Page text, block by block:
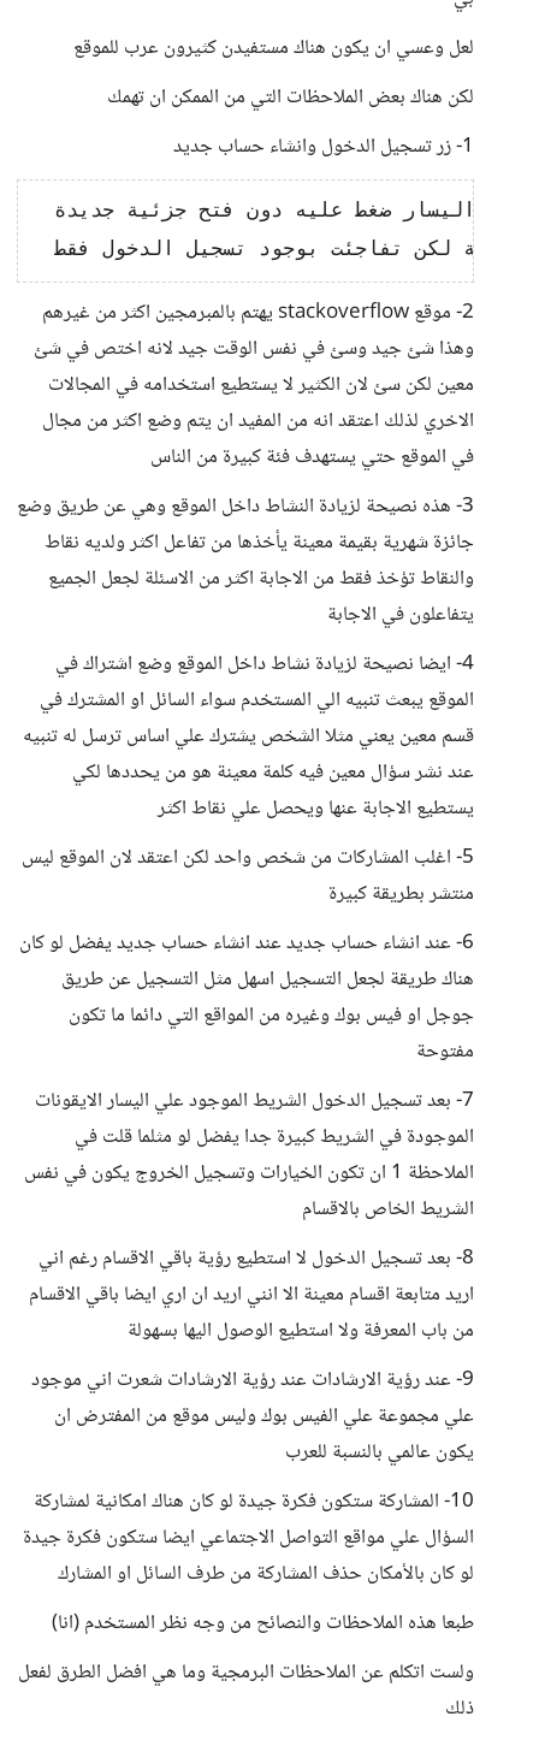
لعل وعسي ان يكون هناك مستفيدن كثيرون عرب للموقع
لكن هناك بعض الملاحظات التي من الممكن ان تهمك
1- زر تسجيل الدخول وانشاء حساب جديد
2- موقع stackoverflow يهتم بالمبرمجين اكثر من غيرهم
وهذا شئ جيد وسئ في نفس الوقت جيد لانه اختص في شئ
معين لكن سئ لان الكثير لا يستطيع استخدامه في المجالات
الاخري لذلك اعتقد انه من المفيد ان يتم وضع اكثر من مجال
في الموقع حتي يستهدف فئة كبيرة من الناس
3- هذه نصيحة لزيادة النشاط داخل الموقع وهي عن طريق وضع
جائزة شهرية بقيمة معينة يأخذها من تفاعل اكثر ولديه نقاط
والنقاط تؤخذ فقط من الاجابة اكثر من الاسئلة لجعل الجميع
يتفاعلون في الاجابة
4- ايضا نصيحة لزيادة نشاط داخل الموقع وضع اشتراك في
الموقع يبعث تنبيه الي المستخدم سواء السائل او المشترك في
قسم معين يعني مثلا الشخص يشترك علي اساس ترسل له تنبيه
عند نشر سؤال معين فيه كلمة معينة هو من يحددها لكي
يستطيع الاجابة عنها ويحصل علي نقاط اكثر
5- اغلب المشاركات من شخص واحد لكن اعتقد لان الموقع ليس
منتشر بطريقة كبيرة
6- عند انشاء حساب جديد عند انشاء حساب جديد يفضل لو كان
هناك طريقة لجعل التسجيل اسهل مثل التسجيل عن طريق
جوجل او فيس بوك وغيره من المواقع التي دائما ما تكون
مفتوحة
7- بعد تسجيل الدخول الشريط الموجود علي اليسار الايقونات
الموجودة في الشريط كبيرة جدا يفضل لو مثلما قلت في
الملاحظة 1 ان تكون الخيارات وتسجيل الخروج يكون في نفس
الشريط الخاص بالاقسام
8- بعد تسجيل الدخول لا استطيع رؤية باقي الاقسام رغم اني
اريد متابعة اقسام معينة الا انني اريد ان اري ايضا باقي الاقسام
من باب المعرفة ولا استطيع الوصول اليها بسهولة
9- عند رؤية الارشادات عند رؤية الارشادات شعرت اني موجود
علي مجموعة علي الفيس بوك وليس موقع من المفترض ان
يكون عالمي بالنسبة للعرب
10- المشاركة ستكون فكرة جيدة لو كان هناك امكانية لمشاركة
السؤال علي مواقع التواصل الاجتماعي ايضا ستكون فكرة جيدة
لو كان بالأمكان حذف المشاركة من طرف السائل او المشارك
طبعا هذه الملاحظات والنصائح من وجه نظر المستخدم (انا)
ولست اتكلم عن الملاحظات البرمجية وما هي افضل الطرق لفعل
ذلك